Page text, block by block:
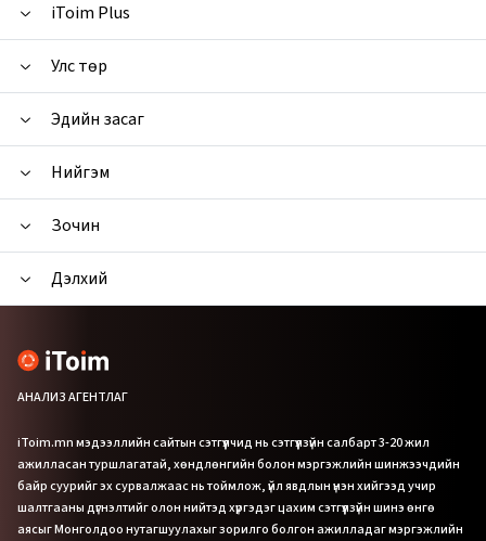
iToim Plus
Улс төр
Эдийн засаг
Нийгэм
Зочин
Дэлхий
АНАЛИЗ АГЕНТЛАГ
iToim.mn мэдээллийн сайтын сэтгүүлчид нь сэтгүүлзүйн салбарт 3-20 жил
ажилласан туршлагатай, хөндлөнгийн болон мэргэжлийн шинжээчдийн
байр суурийг эх сурвалжаас нь тоймлож, үйл явдлын үнэн хийгээд учир
шалтгааны дүгнэлтийг олон нийтэд хүргэдэг цахим сэтгүүлзүйн шинэ өнгө
аясыг Монголдоо нутагшуулахыг зорилго болгон ажилладаг мэргэжлийн